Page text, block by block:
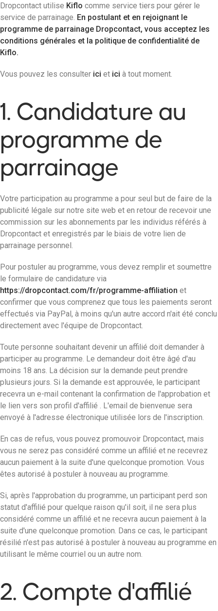
Dropcontact utilise Kiflo comme service tiers pour gérer le
service de parrainage. En postulant et en rejoignant le
programme de parrainage Dropcontact, vous acceptez les
conditions générales et la politique de confidentialité de
Kiflo.
Vous pouvez les consulter ici et ici à tout moment.
1. Candidature au
programme de
parrainage
Votre participation au programme a pour seul but de faire de la
publicité légale sur notre site web et en retour de recevoir une
commission sur les abonnements par les individus référés à
Dropcontact et enregistrés par le biais de votre lien de
parrainage personnel.
Pour postuler au programme, vous devez remplir et soumettre
le formulaire de candidature via
https://dropcontact.com/fr/programme-affiliation et
confirmer que vous comprenez que tous les paiements seront
effectués via PayPal, à moins qu'un autre accord n'ait été conclu
directement avec l'équipe de Dropcontact.
Toute personne souhaitant devenir un affilié doit demander à
participer au programme. Le demandeur doit être âgé d'au
moins 18 ans. La décision sur la demande peut prendre
plusieurs jours. Si la demande est approuvée, le participant
recevra un e-mail contenant la confirmation de l'approbation et
le lien vers son profil d'affilié . L'email de bienvenue sera
envoyé à l'adresse électronique utilisée lors de l'inscription.
En cas de refus, vous pouvez promouvoir Dropcontact, mais
vous ne serez pas considéré comme un affilié et ne recevrez
aucun paiement à la suite d'une quelconque promotion. Vous
êtes autorisé à postuler à nouveau au programme.
Si, après l'approbation du programme, un participant perd son
statut d'affilié pour quelque raison qu'il soit, il ne sera plus
considéré comme un affilié et ne recevra aucun paiement à la
suite d'une quelconque promotion. Dans ce cas, le participant
résilié n'est pas autorisé à postuler à nouveau au programme en
utilisant le même courriel ou un autre nom.
2. Compte d'affilié